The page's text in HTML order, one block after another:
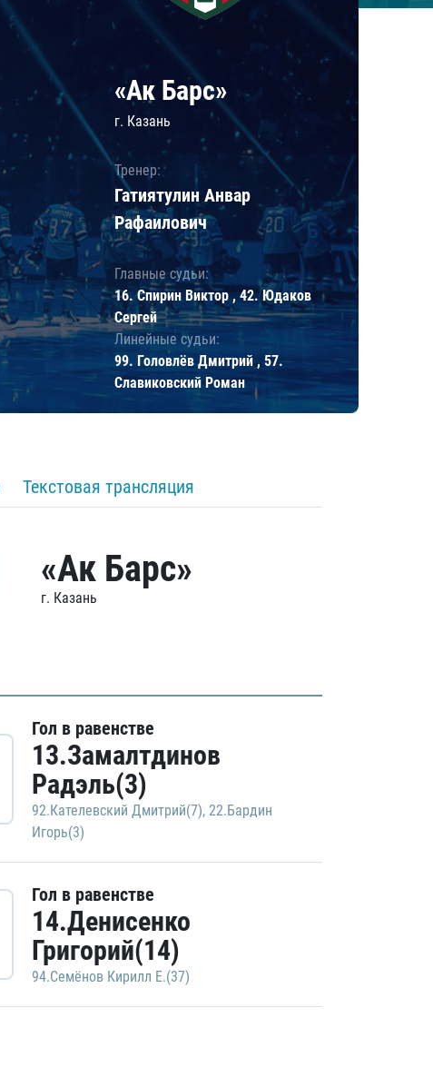
«Ак Барс»
г. Казань
Тренер:
Гатиятулин Анвар
Рафаилович
Главные судьи:
16. Спирин Виктор , 42. Юдаков
Сергей
Линейные судьи:
99. Головлёв Дмитрий , 57.
Славиковский Роман
Текстовая трансляция
«Ак Барс»
г. Казань
Гол в равенстве
13.Замалтдинов
Радэль(3)
92.Кателевский Дмитрий(7), 22.Бардин
Игорь(3)
Гол в равенстве
14.Денисенко
Григорий(14)
94.Семёнов Кирилл Е.(37)